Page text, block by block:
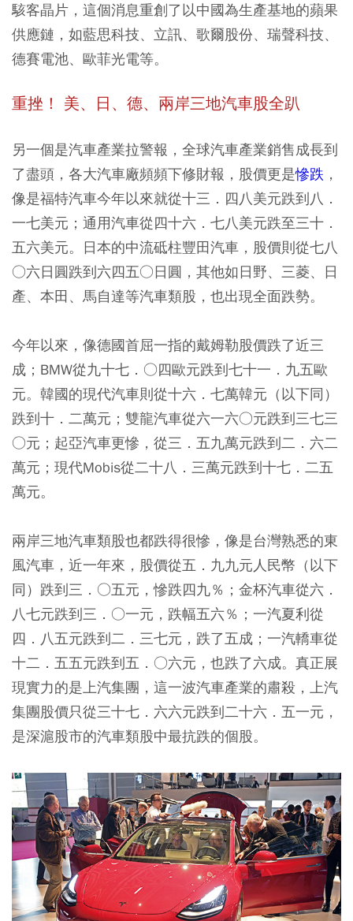
駭客晶片，這個消息重創了以中國為生產基地的蘋果
供應鏈，如藍思科技、立訊、歌爾股份、瑞聲科技、
德賽電池、歐菲光電等。
重挫！ 美、日、德、兩岸三地汽車股全趴
另一個是汽車產業拉警報，全球汽車產業銷售成長到
了盡頭，各大汽車廠頻頻下修財報，股價更是慘跌 ，
像是福特汽車今年以來就從十三．四八美元跌到八．
一七美元；通用汽車從四十六．七八美元跌至三十．
五六美元。日本的中流砥柱豐田汽車，股價則從七八
○六日圓跌到六四五○日圓，其他如日野、三菱、日
產、本田、馬自達等汽車類股，也出現全面跌勢。
今年以來，像德國首屈一指的戴姆勒股價跌了近三
成；BMW從九十七．○四歐元跌到七十一．九五歐
元。韓國的現代汽車則從十六．七萬韓元（以下同）
跌到十．二萬元；雙龍汽車從六一六○元跌到三七三
○元；起亞汽車更慘，從三．五九萬元跌到二．六二
萬元；現代Mobis從二十八．三萬元跌到十七．二五
萬元。
兩岸三地汽車類股也都跌得很慘，像是台灣熟悉的東
風汽車，近一年來，股價從五．九九元人民幣（以下
同）跌到三．○五元，慘跌四九％；金杯汽車從六．
八七元跌到三．○一元，跌幅五六％；一汽夏利從
四．八五元跌到二．三七元，跌了五成；一汽轎車從
十二．五五元跌到五．○六元，也跌了六成。真正展
現實力的是上汽集團，這一波汽車產業的肅殺，上汽
集團股價只從三十七．六六元跌到二十六．五一元，
是深滬股市的汽車類股中最抗跌的個股。